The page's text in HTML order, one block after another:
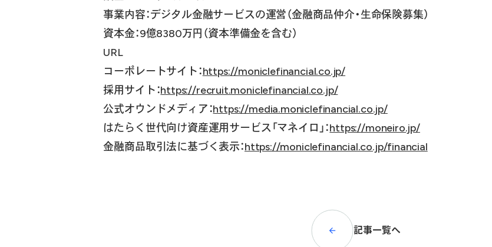
事業内容：デジタル金融サービスの運営（金融商品仲介・生命保険募集）
資本金：9億8380万円（資本準備金を含む）
URL
コーポレートサイト：https://moniclefinancial.co.jp/
採用サイト：https://recruit.moniclefinancial.co.jp/
公式オウンドメディア：https://media.moniclefinancial.co.jp/
はたらく世代向け資産運用サービス「マネイロ」：https://moneiro.jp/
金融商品取引法に基づく表示：https://moniclefinancial.co.jp/financial
記事一覧へ